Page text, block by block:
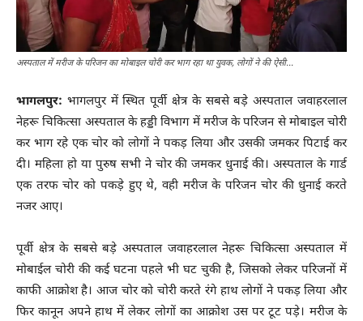
अस्पताल में मरीज के परिजन का मोबाइल चोरी कर भाग रहा था युवक, लोगों ने की ऐसी...
भागलपुर: भागलपुर में स्थित पूर्वी क्षेत्र के सबसे बड़े अस्पताल जवाहरलाल
नेहरू चिकित्सा अस्पताल के हड्डी विभाग में मरीज के परिजन से मोबाइल चोरी
कर भाग रहे एक चोर को लोगों ने पकड़ लिया और उसकी जमकर पिटाई कर
दी। महिला हो या पुरुष सभी ने चोर की जमकर धुनाई की। अस्पताल के गार्ड
एक तरफ चोर को पकड़े हुए थे, वही मरीज के परिजन चोर की धुनाई करते
नजर आए।
पूर्वी क्षेत्र के सबसे बड़े अस्पताल जवाहरलाल नेहरू चिकित्सा अस्पताल में
मोबाईल चोरी की कई घटना पहले भी घट चुकी है, जिसको लेकर परिजनों में
काफी आक्रोश है। आज चोर को चोरी करते रंगे हाथ लोगों ने पकड़ लिया और
फिर कानून अपने हाथ में लेकर लोगों का आक्रोश उस पर टूट पड़े। मरीज के